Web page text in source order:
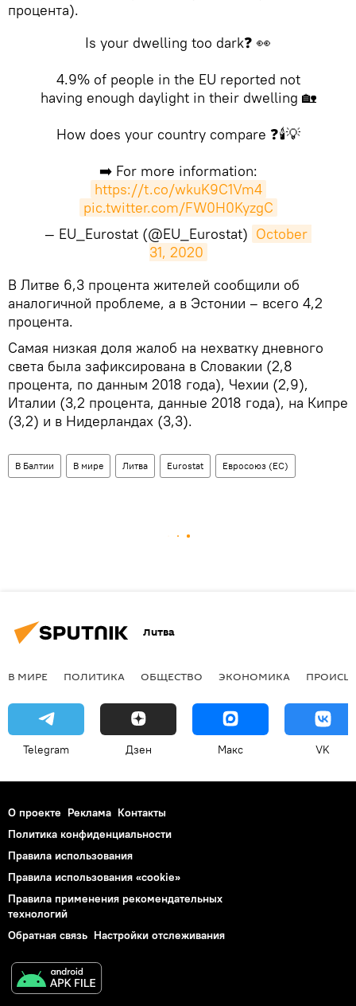
процента).
Is your dwelling too dark❓ 👀
4.9% of people in the EU reported not
having enough daylight in their dwelling 🏡
How does your country compare ❓🕯️💡
➡️ For more information:
https://t.co/wkuK9C1Vm4
pic.twitter.com/FW0H0KyzgC
— EU_Eurostat (@EU_Eurostat) October
31, 2020
В Литве 6,3 процента жителей сообщили об
аналогичной проблеме, а в Эстонии – всего 4,2
процента.
Самая низкая доля жалоб на нехватку дневного
света была зафиксирована в Словакии (2,8
процента, по данным 2018 года), Чехии (2,9),
Италии (3,2 процента, данные 2018 года), на Кипре
(3,2) и в Нидерландах (3,3).
В Балтии В мире Литва Eurostat Евросоюз (ЕС)
Литва
В МИРЕ ПОЛИТИКА ОБЩЕСТВО ЭКОНОМИКА
Telegram Дзен Макс VK
О проекте Реклама Контакты
Политика конфиденциальности
Правила использования
Правила использования «cookie»
Правила применения рекомендательных
технологий
Обратная связь Настройки отслеживания